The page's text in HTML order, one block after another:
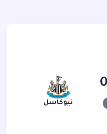
نيوكاسل